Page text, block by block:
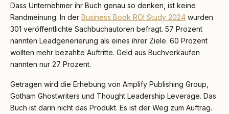
Dass Unternehmer ihr Buch genau so denken, ist keine
Randmeinung. In der Business Book ROI Study 2024 wurden
301 veröffentlichte Sachbuchautoren befragt. 57 Prozent
nannten Leadgenerierung als eines ihrer Ziele. 60 Prozent
wollten mehr bezahlte Auftritte. Geld aus Buchverkäufen
nannten nur 27 Prozent.
Getragen wird die Erhebung von Amplify Publishing Group,
Gotham Ghostwriters und Thought Leadership Leverage. Das
Buch ist darin nicht das Produkt. Es ist der Weg zum Auftrag.